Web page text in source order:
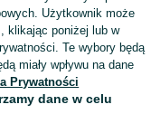
Wyświetlenia:
Użytkownik może
klikając poniżej lub w
Te wybory będą
miały wpływu na dane
Prywatności
dane w celu